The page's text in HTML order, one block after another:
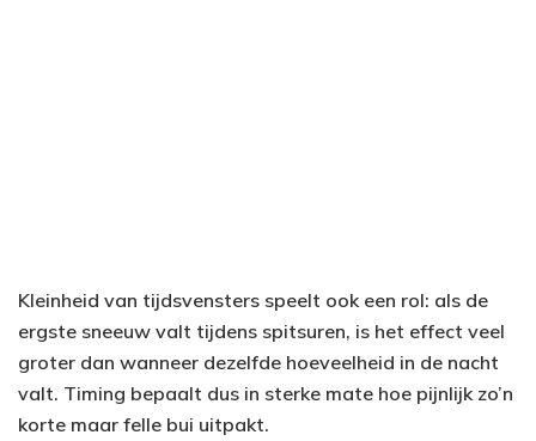
Kleinheid van tijdsvensters speelt ook een rol: als de
ergste sneeuw valt tijdens spitsuren, is het effect veel
groter dan wanneer dezelfde hoeveelheid in de nacht
valt. Timing bepaalt dus in sterke mate hoe pijnlijk zo’n
korte maar felle bui uitpakt.